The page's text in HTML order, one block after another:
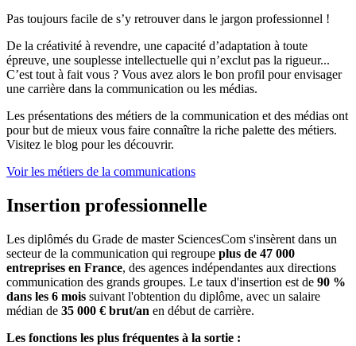
Pas toujours facile de s’y retrouver dans le jargon professionnel !
De la créativité à revendre, une capacité d’adaptation à toute
épreuve, une souplesse intellectuelle qui n’exclut pas la rigueur...
C’est tout à fait vous ? Vous avez alors le bon profil pour envisager
une carrière dans la communication ou les médias.
Les présentations des métiers de la communication et des médias ont
pour but de mieux vous faire connaître la riche palette des métiers.
Visitez le blog pour les découvrir.
Voir les métiers de la communications
Insertion professionnelle
Les diplômés du Grade de master SciencesCom s'insèrent dans un
secteur de la communication qui regroupe plus de 47 000
entreprises en France, des agences indépendantes aux directions
communication des grands groupes. Le taux d'insertion est de 90 %
dans les 6 mois suivant l'obtention du diplôme, avec un salaire
médian de 35 000 € brut/an en début de carrière.
Les fonctions les plus fréquentes à la sortie :